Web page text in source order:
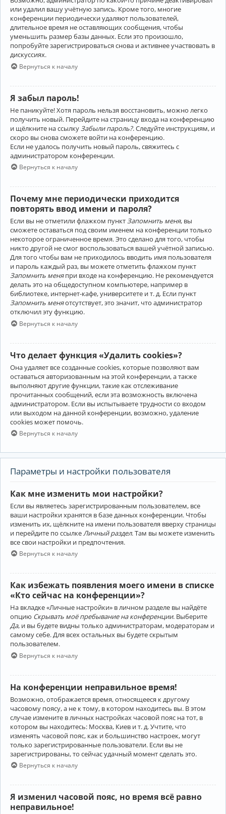
или удалил вашу учётную запись. Кроме того, многие
конференции периодически удаляют пользователей,
длительное время не оставляющих сообщения, чтобы
уменьшить размер базы данных. Если это произошло,
попробуйте зарегистрироваться снова и активнее участвовать в
дискуссиях.
Вернуться к началу
Я забыл пароль!
Не паникуйте! Хотя пароль нельзя восстановить, можно легко
получить новый. Перейдите на страницу входа на конференцию
и щёлкните на ссылку Забыли пароль?. Следуйте инструкциям, и
скоро вы снова сможете войти на конференцию.
Если не удалось получить новый пароль, свяжитесь с
администратором конференции.
Вернуться к началу
Почему мне периодически приходится
повторять ввод имени и пароля?
Если вы не отметили флажком пунктЗапомнить меня, вы
сможете оставаться под своим именем на конференции только
некоторое ограниченное время. Это сделано для того, чтобы
никто другой не смог воспользоваться вашей учётной записью.
Для того чтобы вам не приходилось вводить имя пользователя
и пароль каждый раз, вы можете отметить флажком пункт
Запомнить меняпри входе на конференцию. Не рекомендуется
делать это на общедоступном компьютере, например в
библиотеке, интернет-кафе, университете и т. д. Если пункт
Запомнить меняотсутствует, это значит, что администратор
отключил эту функцию.
Вернуться к началу
Что делает функция «Удалить cookies»?
Она удаляет все созданные cookies, которые позволяют вам
оставаться авторизованным на этой конференции, а также
выполняют другие функции, такие как отслеживание
прочитанных сообщений, если эта возможность включена
администратором. Если вы испытываете трудности со входом
или выходом на данной конференции, возможно, удаление
cookies может помочь.
Вернуться к началу
Параметры и настройки пользователя
Как мне изменить мои настройки?
Если вы являетесь зарегистрированным пользователем, все
ваши настройки хранятся в базе данных конференции. Чтобы
изменить их, щёлкните на имени пользователя вверху страницы
и перейдите по ссылке Личный раздел. Там вы можете изменить
все свои настройки и предпочтения.
Вернуться к началу
Как избежать появления моего имени в списке
«Кто сейчас на конференции»?
На вкладке «Личные настройки» в личном разделе вы найдёте
опцию Скрывать моё пребывание на конференции. Выберите
Да, и вы будете видны только администраторам, модераторам и
самому себе. Для всех остальных вы будете скрытым
пользователем.
Вернуться к началу
На конференции неправильное время!
Возможно, отображается время, относящееся к другому
часовому поясу, а не к тому, в котором находитесь вы. В этом
случае измените в личных настройках часовой пояс на тот, в
котором вы находитесь: Москва, Киев и т. д. Учтите, что
изменять часовой пояс, как и большинство настроек, могут
только зарегистрированные пользователи. Если вы не
зарегистрированы, то сейчас удачный момент сделать это.
Вернуться к началу
Я изменил часовой пояс, но время всё равно
неправильное!